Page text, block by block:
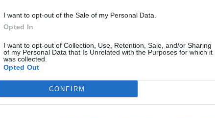
I want to opt-out of the Sale of my Personal Data.
Opted In
I want to opt-out of Collection, Use, Retention, Sale, and/or Sharing
of my Personal Data that Is Unrelated with the Purposes for which it
was collected.
Opted Out
CONFIRM
to work
puis j'irai au travail